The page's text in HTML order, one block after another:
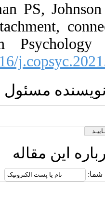
50.
therapy:
Opinion
[